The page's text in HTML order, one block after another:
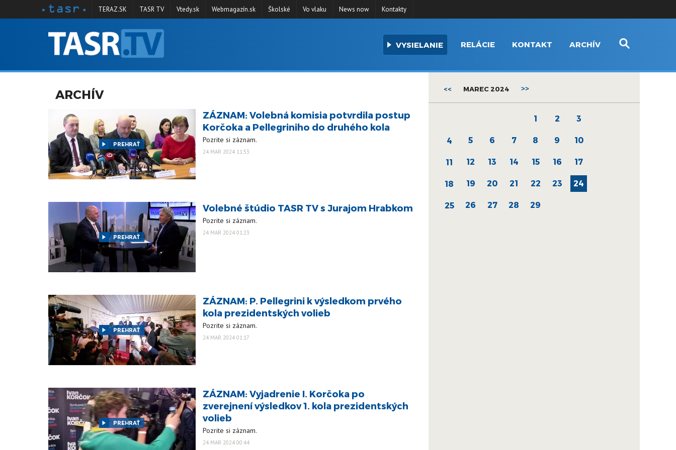
TERAZ.SK TASR TV Vtedy.sk Webmagazín.sk Školské Vo vlaku News now Kontakty
VYSIELANIE RELÁCIE KONTAKT ARCHÍV
ARCHÍV
PREHRAŤ
ZÁZNAM: Volebná komisia potvrdila postup
Korčoka a Pellegriniho do druhého kola
Pozrite si záznam.
24 MAR 2024 11:53
PREHRAŤ
Volebné štúdio TASR TV s Jurajom Hrabkom
Pozrite si záznam.
24 MAR 2024 01:23
PREHRAŤ
ZÁZNAM: P. Pellegrini k výsledkom prvého
kola prezidentských volieb
Pozrite si záznam.
24 MAR 2024 01:17
PREHRAŤ
ZÁZNAM: Vyjadrenie I. Korčoka po
zverejnení výsledkov 1. kola prezidentských
volieb
Pozrite si záznam.
24 MAR 2024 00:44
<< MAREC 2024 >>
1 2 3
4 5 6 7 8 9 10
11 12 13 14 15 16 17
18 19 20 21 22 23 24
25 26 27 28 29